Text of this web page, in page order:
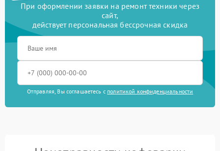
При оформлении заявки на ремонт техники через
сайт,
действует персональная бессрочная скидка
Отправляя, Вы соглашаетесь с политикой конфиденциальности